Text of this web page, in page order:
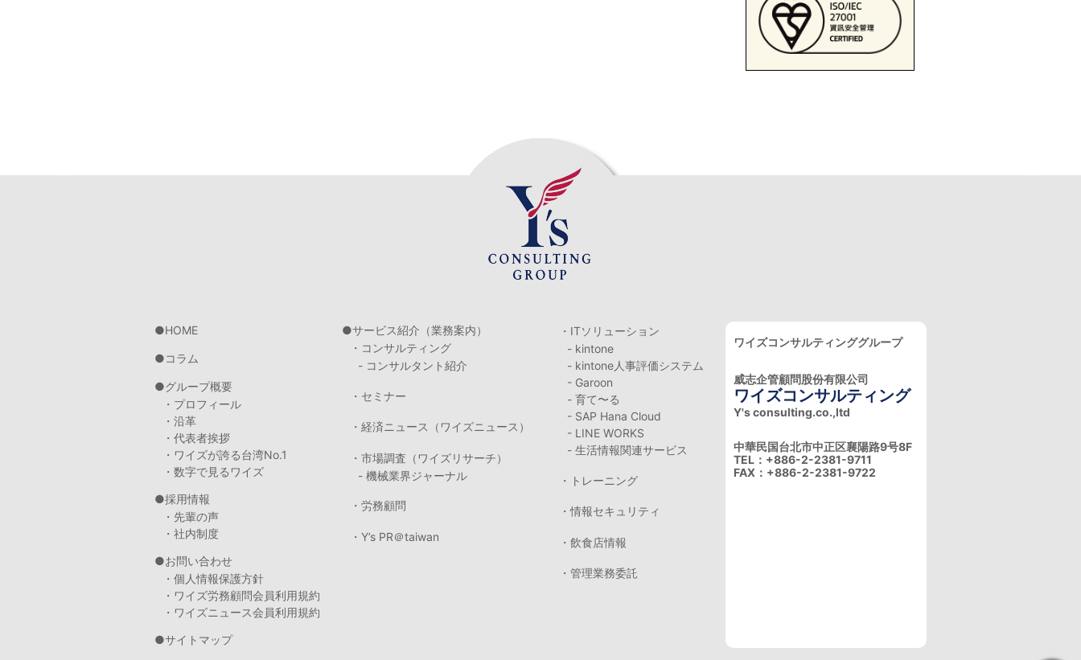
HOME
コラム
グループ概要
・プロフィール
・沿革
・代表者挨拶
・ワイズが誇る台湾No.1
・数字で見るワイズ
採用情報
・先輩の声
・社内制度
お問い合わせ
・個人情報保護方針
・ワイズ労務顧問会員利用規約
・ワイズニュース会員利用規約
サイトマップ
サービス紹介（業務案内）
・コンサルティング
- コンサルタント紹介
・セミナー
・経済ニュース（ワイズニュース）
・市場調査（ワイズリサーチ）
- 機械業界ジャーナル
・労務顧問
・Y’s PR＠taiwan
・ITソリューション
- kintone
- kintone人事評価システム
- Garoon
- 育て〜る
- SAP Hana Cloud
- LINE WORKS
- 生活情報関連サービス
・トレーニング
・情報セキュリティ
・飲食店情報
・管理業務委託
ワイズコンサルティンググループ
威志企管顧問股份有限公司
ワイズコンサルティング
Y's consulting.co.,ltd
中華民国台北市中正区襄陽路9号8F
TEL：+886-2-2381-9711
FAX：+886-2-2381-9722